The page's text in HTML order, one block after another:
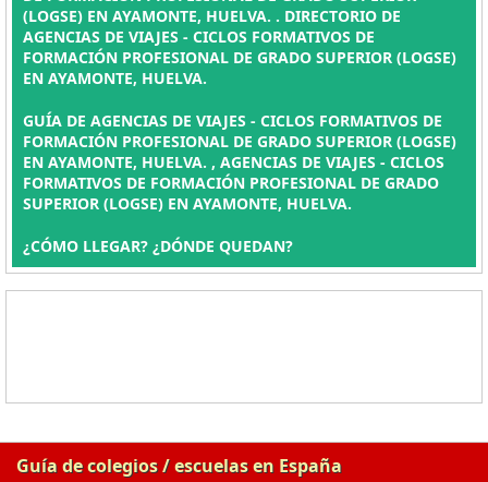
(LOGSE) EN AYAMONTE, HUELVA. . DIRECTORIO DE
AGENCIAS DE VIAJES - CICLOS FORMATIVOS DE
FORMACIÓN PROFESIONAL DE GRADO SUPERIOR (LOGSE)
EN AYAMONTE, HUELVA.
GUÍA DE AGENCIAS DE VIAJES - CICLOS FORMATIVOS DE
FORMACIÓN PROFESIONAL DE GRADO SUPERIOR (LOGSE)
EN AYAMONTE, HUELVA. , AGENCIAS DE VIAJES - CICLOS
FORMATIVOS DE FORMACIÓN PROFESIONAL DE GRADO
SUPERIOR (LOGSE) EN AYAMONTE, HUELVA.
¿CÓMO LLEGAR? ¿DÓNDE QUEDAN?
Guía de colegios / escuelas en España